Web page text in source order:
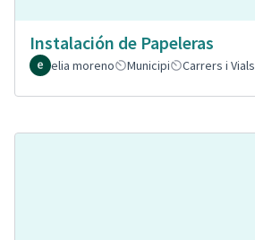
Instalación de Papeleras
elia moreno
Municipi Carrers i Vials